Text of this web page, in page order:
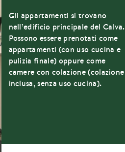
Gli appartamenti si trovano
nell’edificio principale del Calva.
Possono essere prenotati come
appartamenti (con uso cucina e
pulizia finale) oppure come
camere con colazione (colazione
inclusa, senza uso cucina).